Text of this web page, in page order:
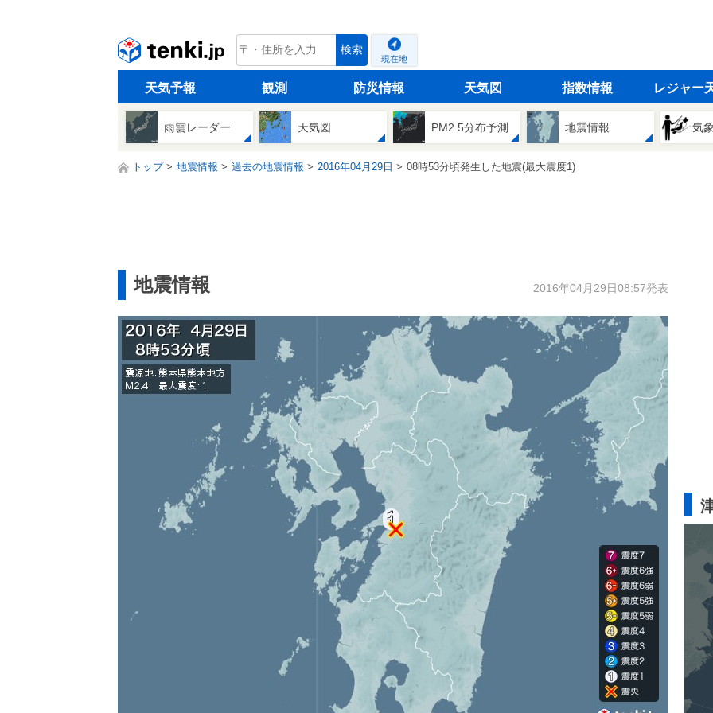
tenki.jp 検索
現在地
天気予報 観測 防災情報 天気図 指数情報 レジャー
雨雲レーダー 天気図 PM2.5分布予測 地震情報 気
トップ 地震情報 過去の地震情報 2016年04月29日 08時53分頃発生した地震(最大震度1)
地震情報 2016年04月29日08:57発表